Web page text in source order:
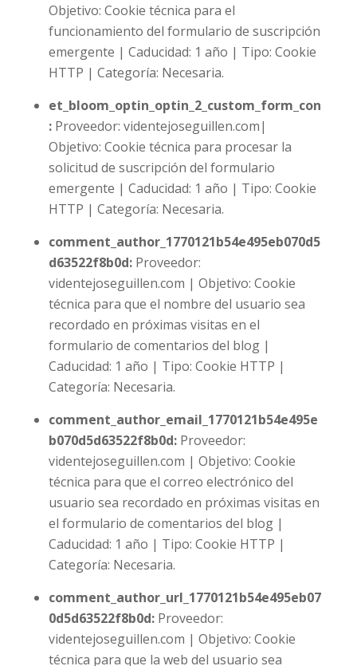
Objetivo: Cookie técnica para el
funcionamiento del formulario de suscripción
emergente | Caducidad: 1 año | Tipo: Cookie
HTTP | Categoría: Necesaria.
et_bloom_optin_optin_2_custom_form_con
:Proveedor: videntejoseguillen.com|
Objetivo: Cookie técnica para procesar la
solicitud de suscripción del formulario
emergente | Caducidad: 1 año | Tipo: Cookie
HTTP | Categoría: Necesaria.
comment_author_1770121b54e495eb070d5
d63522f8b0d:Proveedor:
videntejoseguillen.com | Objetivo: Cookie
técnica para que el nombre del usuario sea
recordado en próximas visitas en el
formulario de comentarios del blog |
Caducidad: 1 año | Tipo: Cookie HTTP |
Categoría: Necesaria.
comment_author_email_1770121b54e495e
b070d5d63522f8b0d:Proveedor:
videntejoseguillen.com | Objetivo: Cookie
técnica para que el correo electrónico del
usuario sea recordado en próximas visitas en
el formulario de comentarios del blog |
Caducidad: 1 año | Tipo: Cookie HTTP |
Categoría: Necesaria.
comment_author_url_1770121b54e495eb07
0d5d63522f8b0d:Proveedor:
videntejoseguillen.com | Objetivo: Cookie
técnica para que la web del usuario sea